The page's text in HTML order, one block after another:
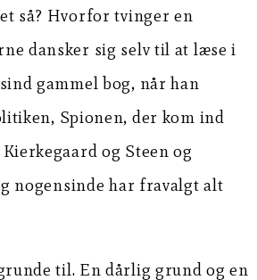
så? Hvorfor tvinger en
dansker sig selv til at læse i
gammel bog, når han
Spionen, der kom ind
og Steen og
nogensinde har fravalgt alt
til. En dårlig grund og en